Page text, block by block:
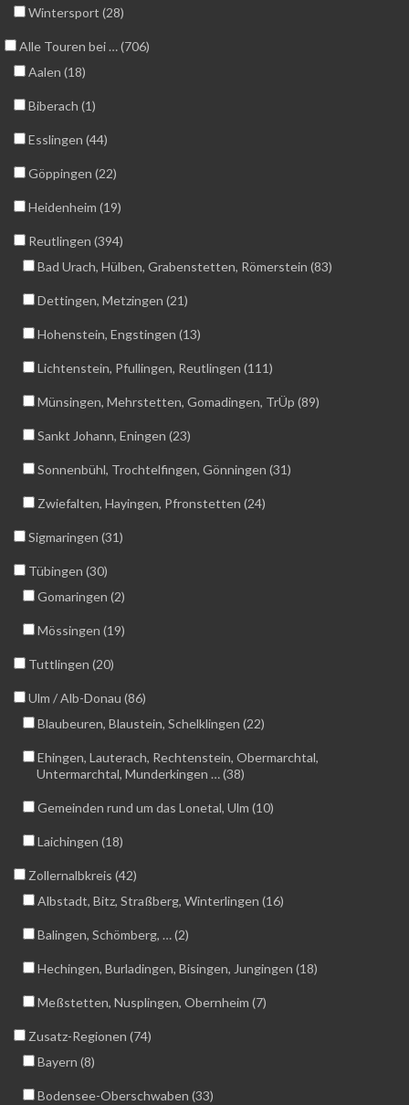
Wintersport (28)
Alle Touren bei … (706)
Aalen (18)
Biberach (1)
Esslingen (44)
Göppingen (22)
Heidenheim (19)
Reutlingen (394)
Bad Urach, Hülben, Grabenstetten, Römerstein (83)
Dettingen, Metzingen (21)
Hohenstein, Engstingen (13)
Lichtenstein, Pfullingen, Reutlingen (111)
Münsingen, Mehrstetten, Gomadingen, TrÜp (89)
Sankt Johann, Eningen (23)
Sonnenbühl, Trochtelfingen, Gönningen (31)
Zwiefalten, Hayingen, Pfronstetten (24)
Sigmaringen (31)
Tübingen (30)
Gomaringen (2)
Mössingen (19)
Tuttlingen (20)
Ulm / Alb-Donau (86)
Blaubeuren, Blaustein, Schelklingen (22)
Ehingen, Lauterach, Rechtenstein, Obermarchtal,
Untermarchtal, Munderkingen … (38)
Gemeinden rund um das Lonetal, Ulm (10)
Laichingen (18)
Zollernalbkreis (42)
Albstadt, Bitz, Straßberg, Winterlingen (16)
Balingen, Schömberg, … (2)
Hechingen, Burladingen, Bisingen, Jungingen (18)
Meßstetten, Nusplingen, Obernheim (7)
Zusatz-Regionen (74)
Bayern (8)
Bodensee-Oberschwaben (33)